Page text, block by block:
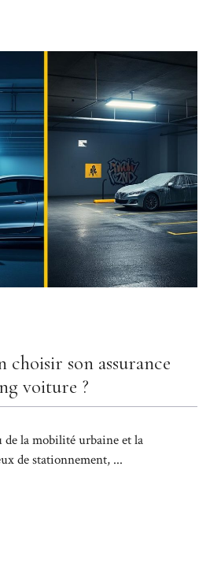
choisir son assurance
voiture ?
de la mobilité urbaine et la
de stationnement, ...